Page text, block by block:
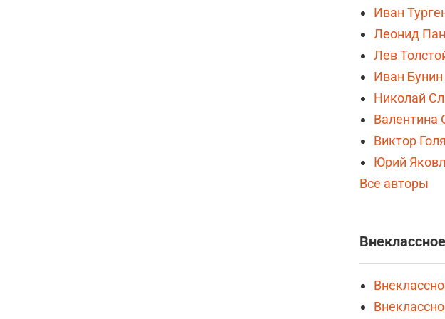
Иван
Леонид
Лев
Иван Бунин
Николай
Валентина
Виктор
Юрий
Все авторы
Внеклассное